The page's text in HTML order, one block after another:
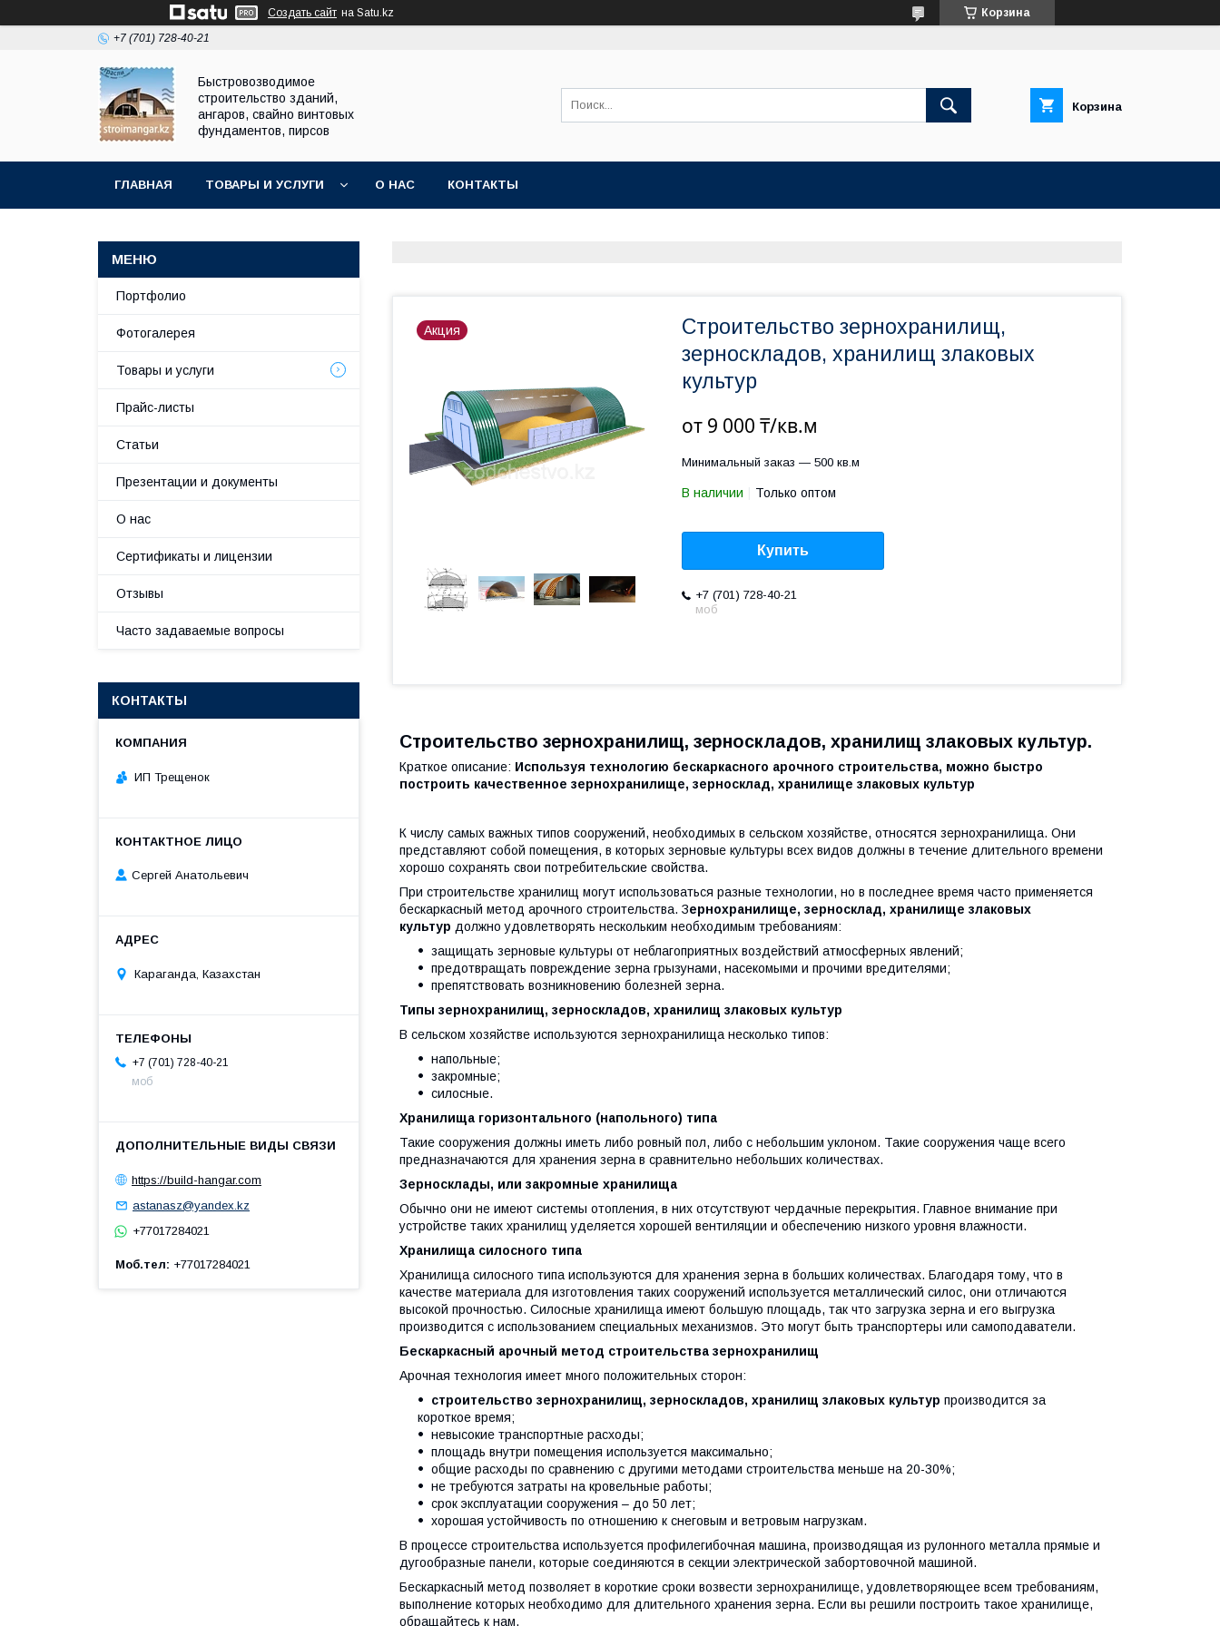
Создать сайт на Satu.kz Корзина
+7 (701) 728-40-21
Быстровозводимое
строительство зданий,
ангаров, свайно винтовых
фундаментов, пирсов
Корзина
ГЛАВНАЯ ТОВАРЫ И УСЛУГИ О НАС КОНТАКТЫ
Акция
Строительство зернохранилищ,
зерноскладов, хранилищ злаковых
культур
от 9 000 ₸/кв.м
Минимальный заказ — 500 кв.м
В наличии Только оптом
Купить
+7 (701) 728-40-21
моб
Строительство зернохранилищ, зерноскладов, хранилищ злаковых культур.
Краткое описание: Используя технологию бескаркасного арочного строительства, можно быстро
построить качественное зернохранилище, зерносклад, хранилище злаковых культур
К числу самых важных типов сооружений, необходимых в сельском хозяйстве, относятся зернохранилища. Они
представляют собой помещения, в которых зерновые культуры всех видов должны в течение длительного времени
хорошо сохранять свои потребительские свойства.
При строительстве хранилищ могут использоваться разные технологии, но в последнее время часто применяется
бескаркасный метод арочного строительства. Зернохранилище, зерносклад, хранилище злаковых
культур должно удовлетворять нескольким необходимым требованиям:
защищать зерновые культуры от неблагоприятных воздействий атмосферных явлений;
предотвращать повреждение зерна грызунами, насекомыми и прочими вредителями;
препятствовать возникновению болезней зерна.
Типы зернохранилищ, зерноскладов, хранилищ злаковых культур
В сельском хозяйстве используются зернохранилища несколько типов:
напольные;
закромные;
силосные.
Хранилища горизонтального (напольного) типа
Такие сооружения должны иметь либо ровный пол, либо с небольшим уклоном. Такие сооружения чаще всего
предназначаются для хранения зерна в сравнительно небольших количествах.
Зерносклады, или закромные хранилища
Обычно они не имеют системы отопления, в них отсутствуют чердачные перекрытия. Главное внимание при
устройстве таких хранилищ уделяется хорошей вентиляции и обеспечению низкого уровня влажности.
Хранилища силосного типа
Хранилища силосного типа используются для хранения зерна в больших количествах. Благодаря тому, что в
качестве материала для изготовления таких сооружений используется металлический силос, они отличаются
высокой прочностью. Силосные хранилища имеют большую площадь, так что загрузка зерна и его выгрузка
производится с использованием специальных механизмов. Это могут быть транспортеры или самоподаватели.
Бескаркасный арочный метод строительства зернохранилищ
Арочная технология имеет много положительных сторон:
строительство зернохранилищ, зерноскладов, хранилищ злаковых культур производится за
короткое время;
невысокие транспортные расходы;
площадь внутри помещения используется максимально;
общие расходы по сравнению с другими методами строительства меньше на 20-30%;
не требуются затраты на кровельные работы;
срок эксплуатации сооружения – до 50 лет;
хорошая устойчивость по отношению к снеговым и ветровым нагрузкам.
В процессе строительства используется профилегибочная машина, производящая из рулонного металла прямые и
дугообразные панели, которые соединяются в секции электрической забортовочной машиной.
Бескаркасный метод позволяет в короткие сроки возвести зернохранилище, удовлетворяющее всем требованиям,
выполнение которых необходимо для длительного хранения зерна. Если вы решили построить такое хранилище,
обращайтесь к нам.
Портфолио
Фотогалерея
Товары и услуги
Прайс-листы
Статьи
Презентации и документы
О нас
Сертификаты и лицензии
Отзывы
Часто задаваемые вопросы
КОНТАКТЫ
ИП Трещенок
Сергей Анатольевич
Караганда, Казахстан
+7 (701) 728-40-21
моб
https://build-hangar.com
astanasz@yandex.kz
+77017284021
Моб.тел +77017284021